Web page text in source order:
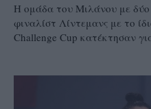
Η ομάδα του Μιλάνου με δύο
φιναλίστ Λίντεμανς με το
Challenge Cup κατέκτησαν